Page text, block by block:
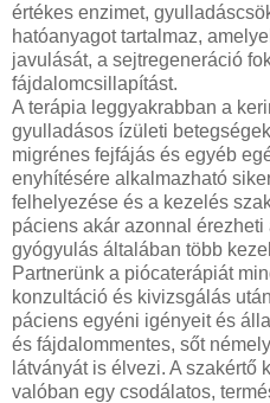
értékes enzimet,
hatóanyagot tartalmaz,
javulását, a sejtregeneráció
fájdalomcsillapítást.
A terápia leggyakrabban a
gyulladásos ízületi
migrénes fejfájás és egyéb
enyhítésére alkalmazható
felhelyezése és a kezelés
páciens akár azonnal
gyógyulás általában több
Partnerünk a piócaterápiát
konzultáció és kivizsgálás
páciens egyéni igényeit és
és fájdalommentes, sőt
látványát is élvezi. A szakértő
valóban egy csodálatos,